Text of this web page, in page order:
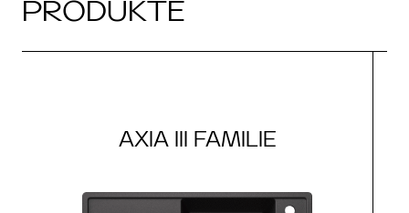
PRODUKTE
AXIA III FAMILIE